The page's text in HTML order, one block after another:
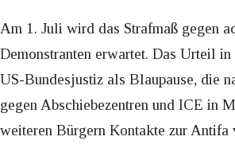
Am 1. Juli wird das Strafmaß gegen
Demonstranten erwartet. Das Urteil
US-Bundesjustiz als Blaupause, die
gegen Abschiebezentren und ICE in
weiteren Bürgern Kontakte zur Antifa